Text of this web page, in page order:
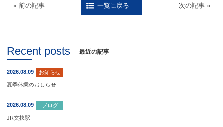
« 前の記事 一覧に戻る 次の記事 »
Recent posts 最近の記事
2026.08.09 お知らせ
夏季休業のおしらせ
2026.08.09 ブログ
JR文挟駅